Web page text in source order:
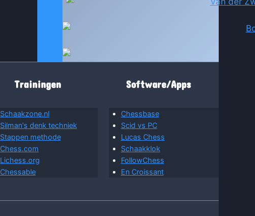
Trainingen
Schaakzone.nl
Silman's denk techniek
Stappen methode
Chess.com
Lichess.org
Chessable
Software/Apps
Chessbase
Scid vs PC
Lucas Chess
Schaakklok
FollowChess
En Croissant